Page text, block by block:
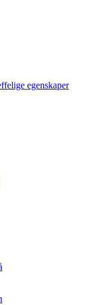
egenskaper